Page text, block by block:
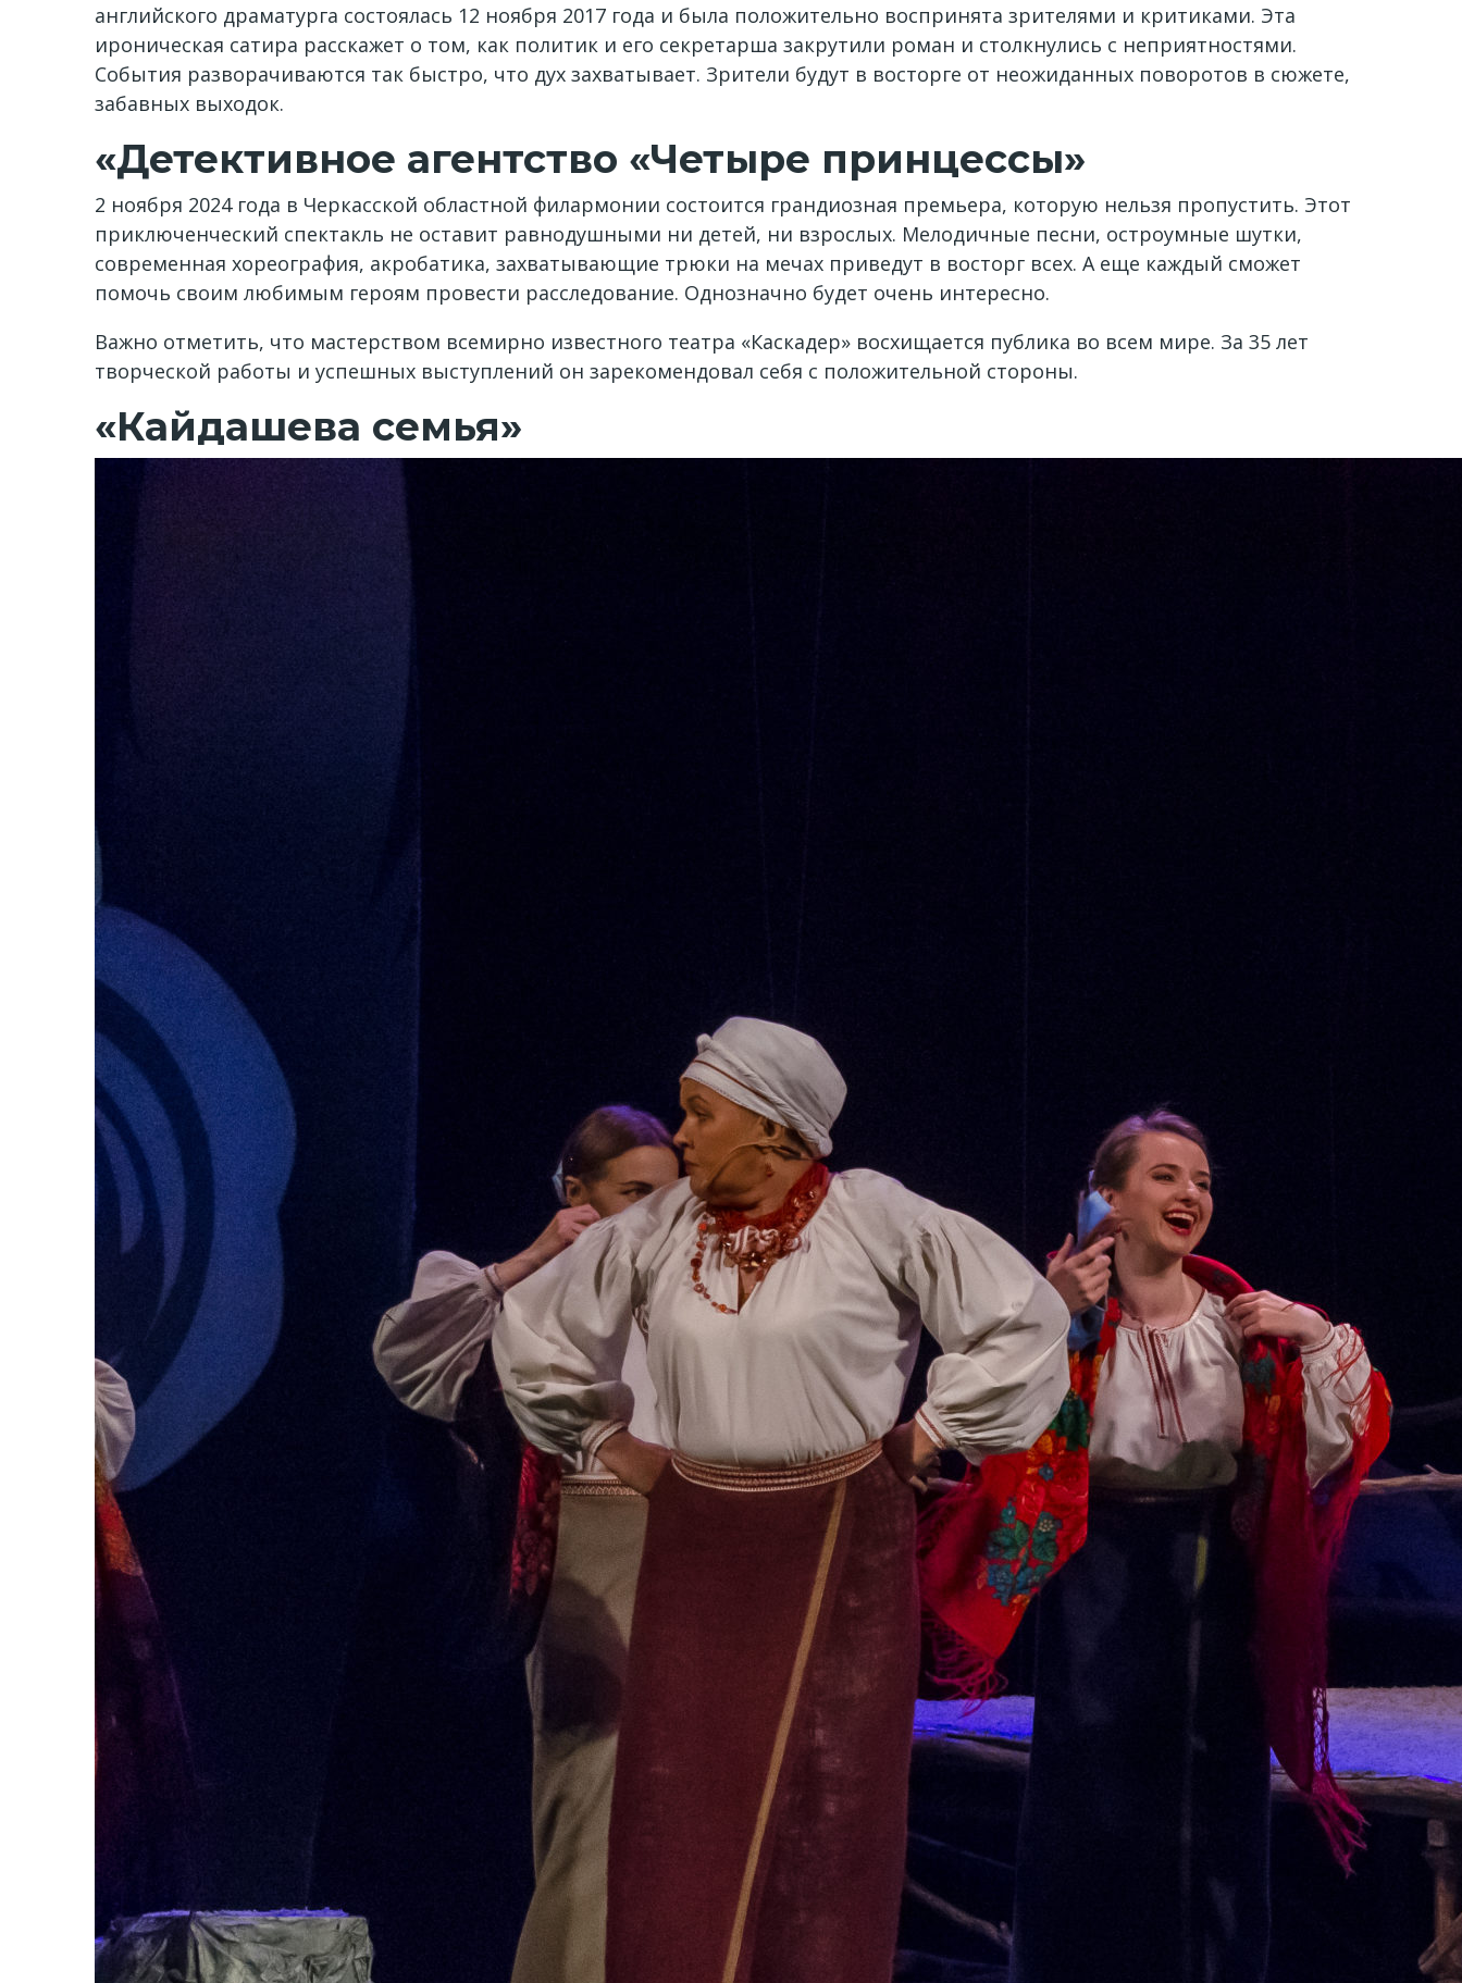
английского драматурга состоялась 12 ноября 2017 года и была положительно воспринята зрителями и критиками. Эта
ироническая сатира расскажет о том, как политик и его секретарша закрутили роман и столкнулись с неприятностями.
События разворачиваются так быстро, что дух захватывает. Зрители будут в восторге от неожиданных поворотов в сюжете,
забавных выходок.
«Детективное агентство «Четыре принцессы»
2 ноября 2024 года в Черкасской областной филармонии состоится грандиозная премьера, которую нельзя пропустить. Этот
приключенческий спектакль не оставит равнодушными ни детей, ни взрослых. Мелодичные песни, остроумные шутки,
современная хореография, акробатика, захватывающие трюки на мечах приведут в восторг всех. А еще каждый сможет
помочь своим любимым героям провести расследование. Однозначно будет очень интересно.
Важно отметить, что мастерством всемирно известного театра «Каскадер» восхищается публика во всем мире. За 35 лет
творческой работы и успешных выступлений он зарекомендовал себя с положительной стороны.
«Кайдашева семья»